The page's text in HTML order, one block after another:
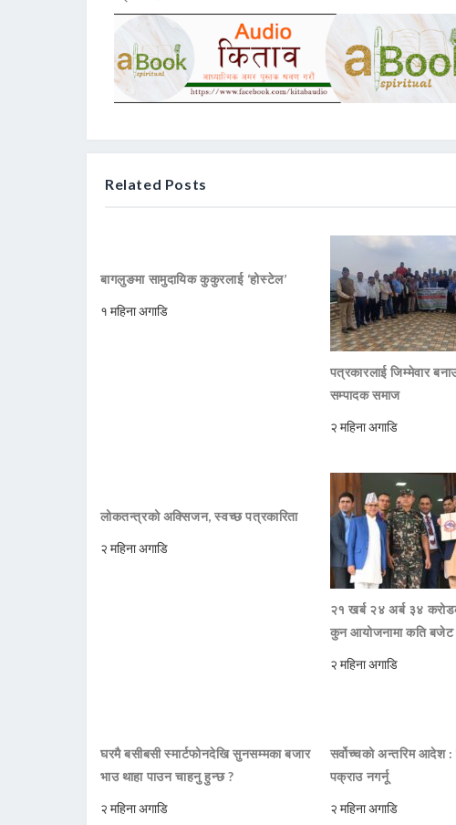
Related Posts
बागलुङमा सामुदायिक कुकुरलाई ‘होस्टेल’
१ महिना अगाडि
पत्रकारलाई जिम्मेवार
सम्पादक समाज
२ महिना अगाडि
लोकतन्त्रको अक्सिजन, स्वच्छ पत्रकारिता
२ महिना अगाडि
२१ खर्ब २४ अर्ब ३४
कुन आयोजनामा कति बजेट
२ महिना अगाडि
घरमै बसीबसी स्मार्टफोनदेखि सुनसम्मका बजार
भाउ थाहा पाउन चाहनु हुन्छ ?
२ महिना अगाडि
सर्वोच्चको अन्तरिम आदेश :
पक्राउ नगर्नू
२ महिना अगाडि